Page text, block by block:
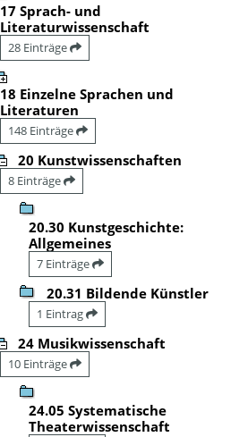
17 Sprach- und
Literaturwissenschaft
28 Einträge
18 Einzelne Sprachen und
Literaturen
148 Einträge
20 Kunstwissenschaften
8 Einträge
20.30 Kunstgeschichte:
Allgemeines
7 Einträge
20.31 Bildende Künstler
1 Eintrag
24 Musikwissenschaft
10 Einträge
24.05 Systematische
Theaterwissenschaft